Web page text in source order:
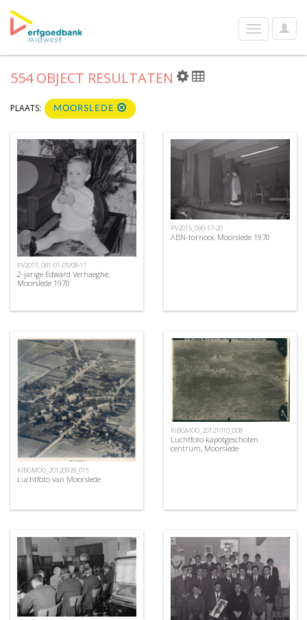
User
Toggle
navigation
554 OBJECT RESULTATEN
PLAATS: MOORSLEDE
PV2015_081-01-05/08-11
2-jarige Edward Verhaeghe,
Moorslede 1970
PV2015_090-17-20
ABN-tornooi, Moorslede 1970
KIBGMOO_20120928_015
Luchtfoto van Moorslede
KIBGMOO_20121010_008
Luchtfoto kapotgeschoten
centrum, Moorslede